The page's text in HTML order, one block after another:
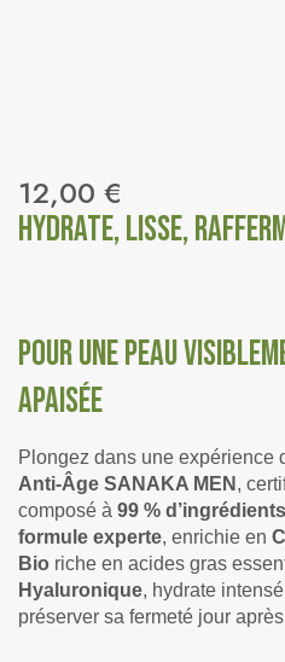
12,00 €
Hydrate, lisse,
Pour une peau
apaisée
Plongez dans une expérience
Anti-Âge SANAKA MEN ,
composé à 99 %
formule experte, enrichie en
Bio riche en acides gras
Hyaluronique, hydrate
préserver sa fermeté jour